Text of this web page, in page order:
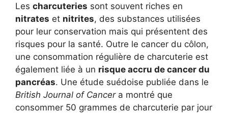
Les charcuteries sont souvent riches en
nitrates et nitrites, des substances utilisées
pour leur conservation mais qui présentent des
risques pour la santé. Outre le cancer du côlon,
une consommation régulière de charcuterie est
également liée à un risque accru de cancer du
pancréas. Une étude suédoise publiée dans le
British Journal of Cancera montré que
consommer 50 grammes de charcuterie par jour